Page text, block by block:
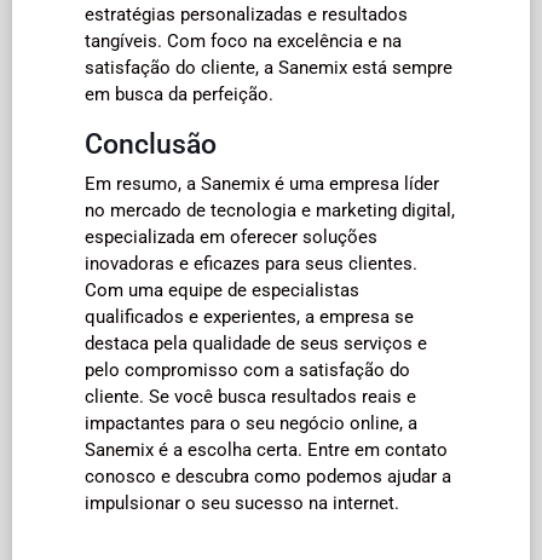
estratégias personalizadas e resultados
tangíveis. Com foco na excelência e na
satisfação do cliente, a Sanemix está sempre
em busca da perfeição.
Conclusão
Em resumo, a Sanemix é uma empresa líder
no mercado de tecnologia e marketing digital,
especializada em oferecer soluções
inovadoras e eficazes para seus clientes.
Com uma equipe de especialistas
qualificados e experientes, a empresa se
destaca pela qualidade de seus serviços e
pelo compromisso com a satisfação do
cliente. Se você busca resultados reais e
impactantes para o seu negócio online, a
Sanemix é a escolha certa. Entre em contato
conosco e descubra como podemos ajudar a
impulsionar o seu sucesso na internet.